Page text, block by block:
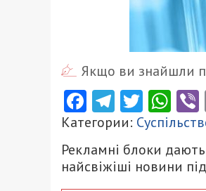
Якщо ви знайшли
Facebook
Telegram
Категории:
Рекламні блоки
найсвіжіші новини